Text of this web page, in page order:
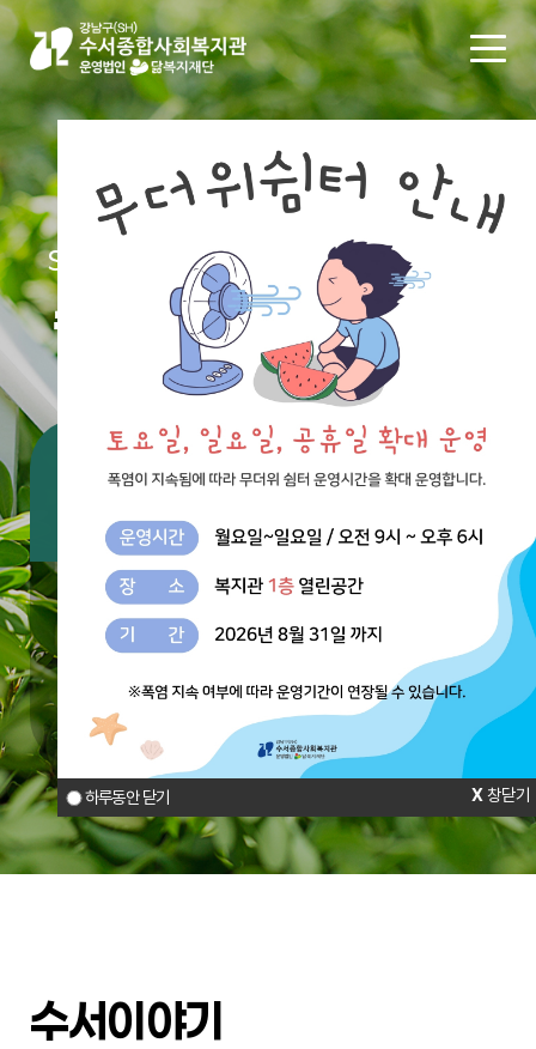
SUSEO SOCIAL WELFARE CENTER
수서종합사회복지관
통합검색
주요사업 수서다함께키움센터
수서아동가족상담터
수서이야기
하루동안 닫기 창닫기